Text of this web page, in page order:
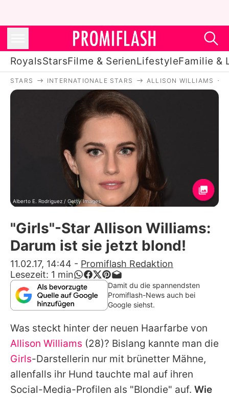
RoyalsStarsFilme & SerienLifestyleFamilie &
Royals
Stars
Filme & Serien
Lifestyle
Familie & Liebe
Promiflash Exklusiv
Alle Themen auf Promiflash
Jobs
App runterladen
Team
Redaktionelle Richtlinien
Impressum
Nutzungsbedingungen
STARS INTERNATIONALE STARS ALLISON WILLIAMS
Alberto E. Rodriguez / Getty Images
"Girls"-Star Allison Williams:
Darum ist sie jetzt blond!
11.02.17, 14:44 - Promiflash Redaktion
Lesezeit: 1 min
Damit du die spannendsten
Promiflash-News auch bei
Google siehst.
Was steckt hinter der neuen Haarfarbe von
Allison Williams (28)? Bislang kannte man die
Girls-Darstellerin nur mit brünetter Mähne,
allenfalls ihr Hund tauchte mal auf ihren
Social-Media-Profilen als "Blondie" auf. Wie